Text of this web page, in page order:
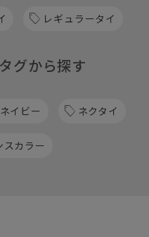
レギュラータイ
グから探す
ネイビー ネクタイ
スカラー